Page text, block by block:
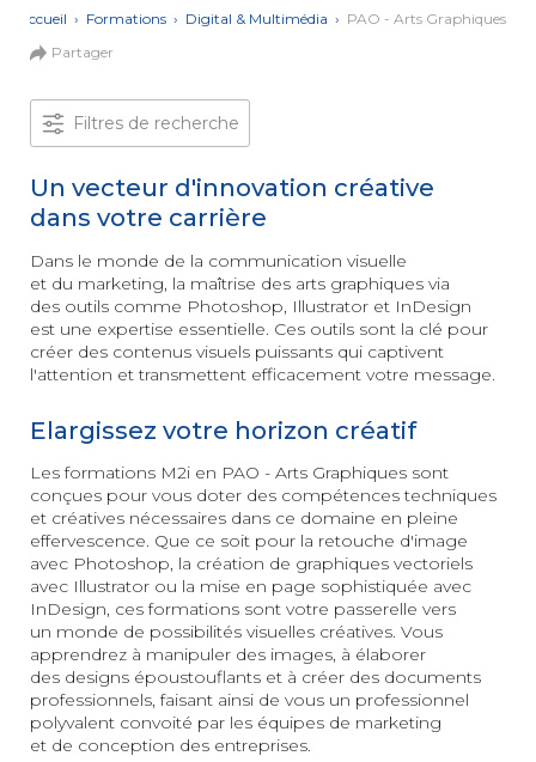
Systèmes
ARTIFICIELLE
DIGITAL &
MULTIMÉDIA
Créer
ou refondre
un site
Web :
améliorez
digitales
Arts
Graphiques
Vidéo
et Son
3D
et animation
Les essentiels
de la création
digitale
MANAGEMENT
Mobile
VIDÉO
ARCHITECTURE
/
MODÉLISATION
BIM
Modeleur
Gestionnaire
de Paie
INSERTION
&
PÉDAGOGIE
Conseiller
en Insertion
Professionnelle
Partager
Accueil › Formations › Digital & Multimédia › PAO - Arts Graphiques
Filtres de recherche
Un vecteur d'innovation créative
dans votre carrière
Dans le monde de la communication visuelle
et du marketing, la maîtrise des arts graphiques via
des outils comme Photoshop, Illustrator et InDesign
est une expertise essentielle. Ces outils sont la clé pour
créer des contenus visuels puissants qui captivent
l'attention et transmettent efficacement votre message.
Elargissez votre horizon créatif
Les formations M2i en PAO - Arts Graphiques sont
conçues pour vous doter des compétences techniques
et créatives nécessaires dans ce domaine en pleine
effervescence. Que ce soit pour la retouche d'image
avec Photoshop, la création de graphiques vectoriels
avec Illustrator ou la mise en page sophistiquée avec
InDesign, ces formations sont votre passerelle vers
un monde de possibilités visuelles créatives. Vous
apprendrez à manipuler des images, à élaborer
des designs époustouflants et à créer des documents
professionnels, faisant ainsi de vous un professionnel
polyvalent convoité par les équipes de marketing
et de conception des entreprises.